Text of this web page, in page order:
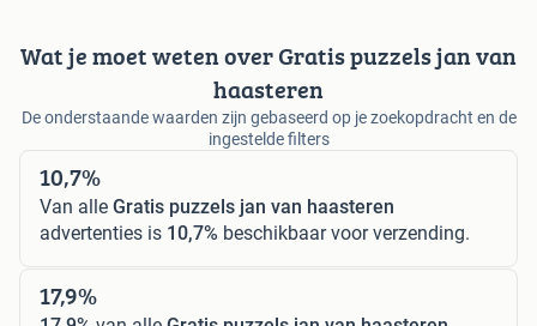
Wat je moet weten over Gratis puzzels jan van
haasteren
De onderstaande waarden zijn gebaseerd op je zoekopdracht en de
ingestelde filters
10,7%
Van alle Gratis puzzels jan van haasteren
advertenties is 10,7% beschikbaar voor verzending.
17,9%